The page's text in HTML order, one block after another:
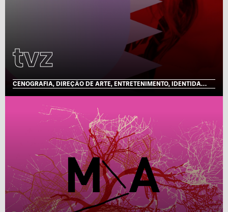
tvz
CENOGRAFIA, DIREÇÃO DE ARTE, ENTRETENIMENTO, IDENTIDADE VISUAL, MOTION, TV